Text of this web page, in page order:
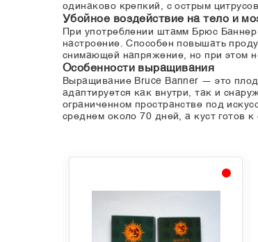
одинаково крепкий, с острым
Убойное воздействие на тело и
При употреблении штамм Брюс
настроение. Способен повышать
снимающей напряжение, но при этом
Особенности выращивания
Выращивание Bruce Banner — это
адаптируется как внутри, так и
ограниченном пространстве под
среднем около 70 дней, а куст готов